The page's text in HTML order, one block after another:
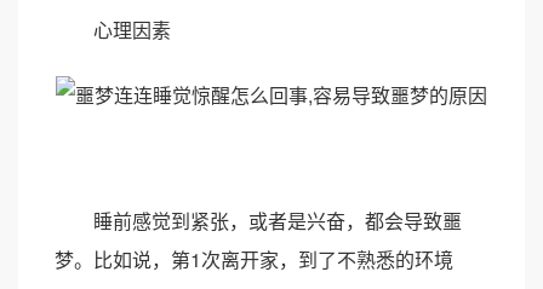
心理因素
睡前感觉到紧张，或者是兴奋，都会导致噩
梦。比如说，第1次离开家，到了不熟悉的环境